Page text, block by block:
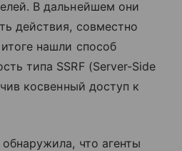
В дальнейшем они
действия, совместно
нашли способ
типа SSRF (Server-Side
косвенный доступ к
что агенты